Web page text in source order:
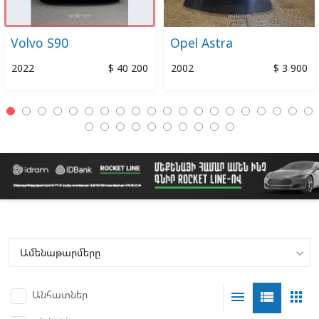
Volvo S90
2022 $ 40 200
Opel Astra
2002 $ 3 900
Անհատներ apps
view_list
menu